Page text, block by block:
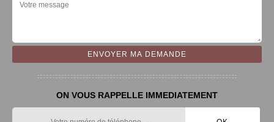
ON VOUS RAPPELLE IMMEDIATEMENT